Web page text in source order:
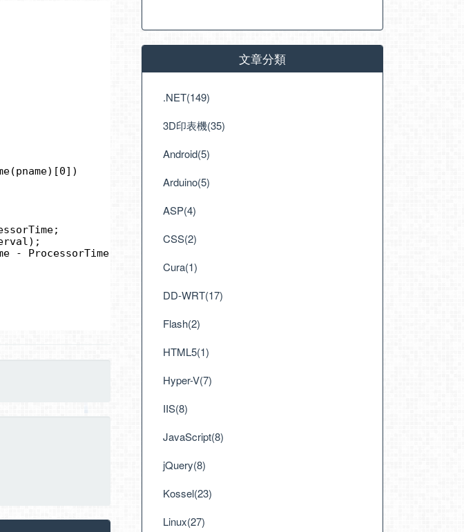
- ProcessorTime).TotalMilliseconds / interval /
文章分類
.NET(149)
3D印表機(35)
Android(5)
Arduino(5)
ASP(4)
CSS(2)
Cura(1)
DD-WRT(17)
Flash(2)
HTML5(1)
Hyper-V(7)
IIS(8)
JavaScript(8)
jQuery(8)
Kossel(23)
Linux(27)